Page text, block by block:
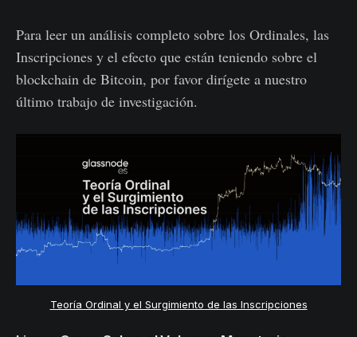
Para leer un análisis completo sobre los Ordinales, las
Inscripciones y el efecto que están teniendo sobre el
blockchain de Bitcoin, por favor dirígete a nuestro
último trabajo de investigación.
Teoría Ordinal y el Surgimiento de las Inscripciones